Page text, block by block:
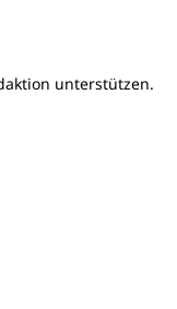
unterstützen.